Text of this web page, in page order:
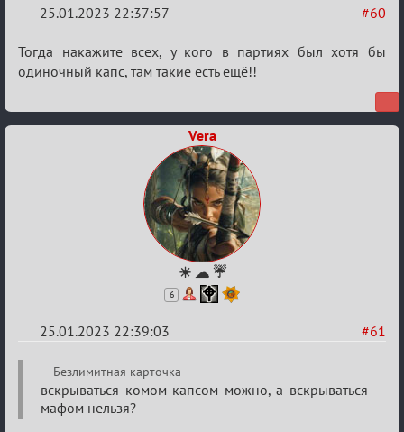
#60
25.01.2023 22:37:57
Re:
Обсуждение
Тогда накажите всех, у кого в партиях был хотя бы
одиночный капс, там такие есть ещё!!
Vera
☀ ☁ ☔
6
#61
25.01.2023 22:39:03
Re:
Обсуждение
«Justice»
Безлимитная карточка
вскрываться комом капсом можно, а вскрываться
мафом нельзя?